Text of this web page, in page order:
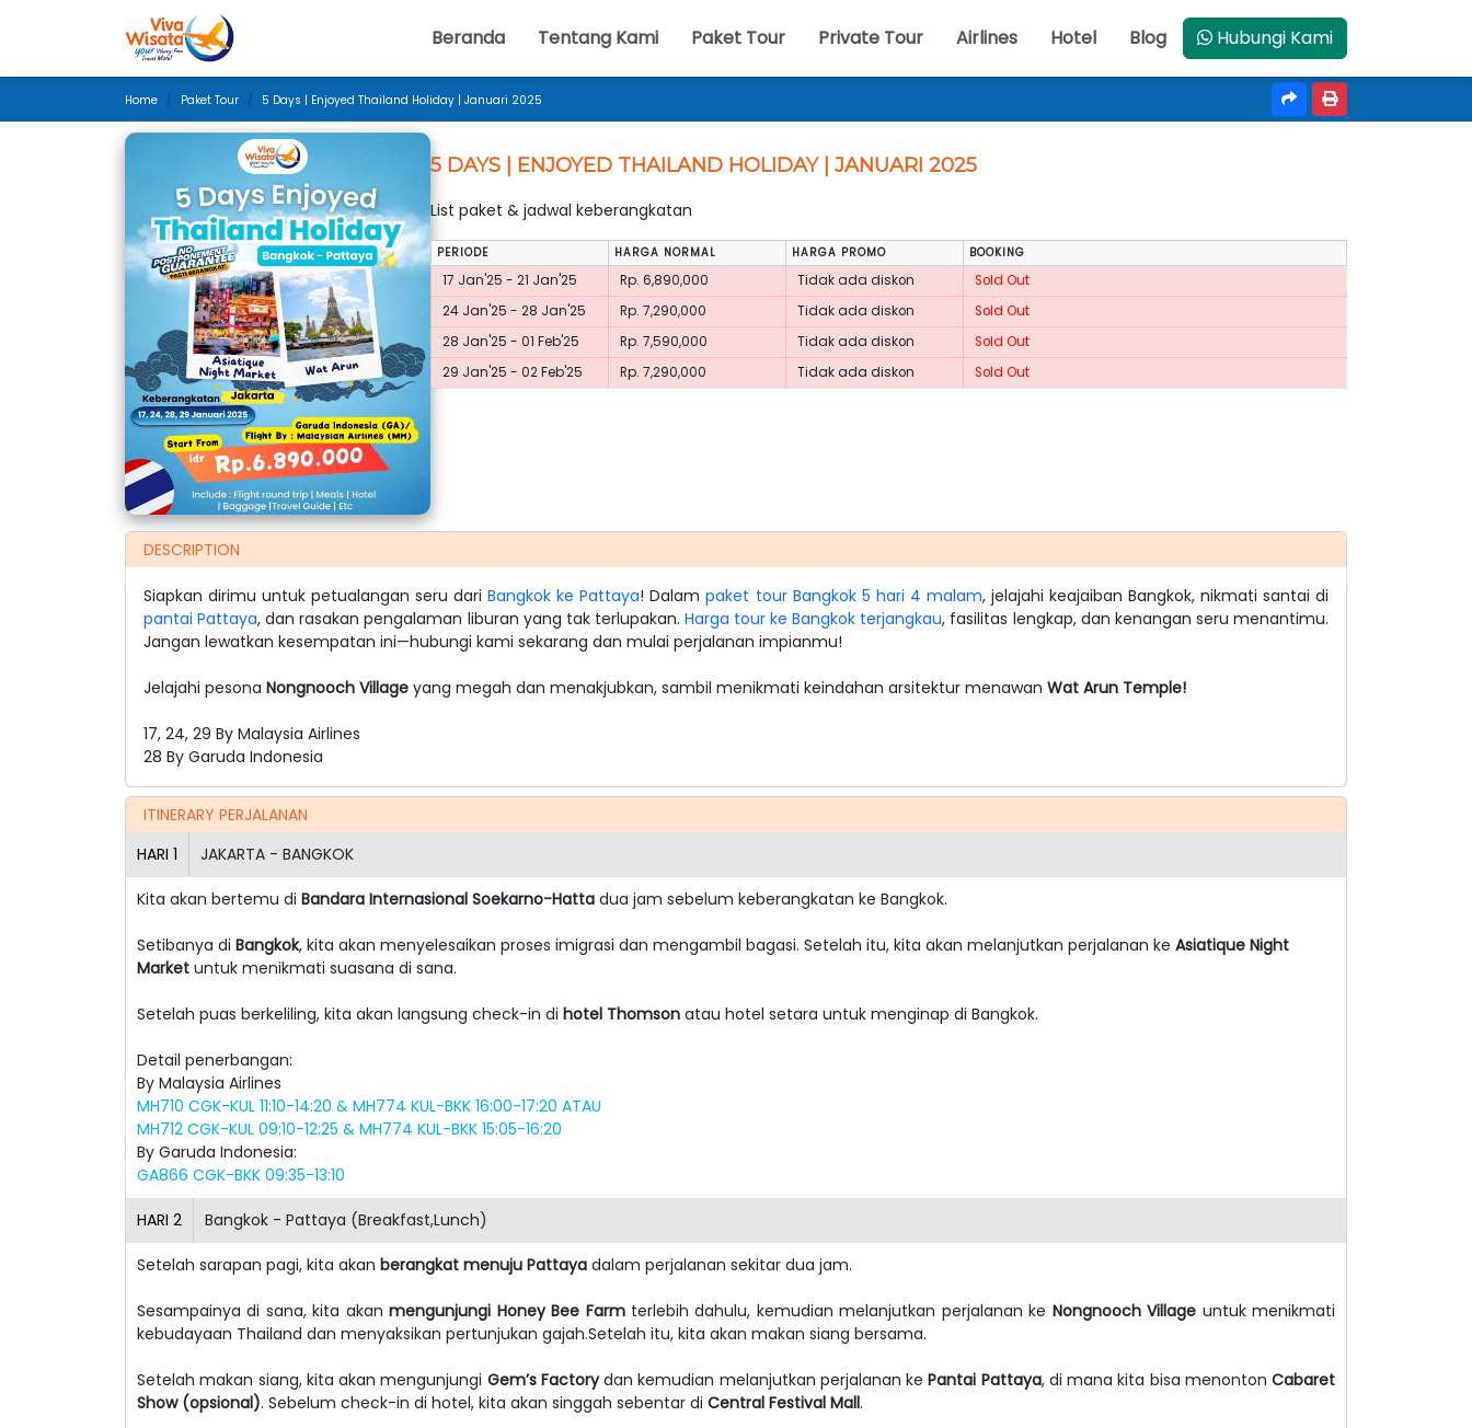
Beranda Tentang Kami Paket Tour Private Tour Airlines Hotel Blog Hubungi Kami
Home Paket Tour 5 Days | Enjoyed Thailand Holiday | Januari 2025
5 DAYS | ENJOYED THAILAND HOLIDAY | JANUARI 2025
List paket & jadwal keberangkatan
PERIODE HARGA NORMAL HARGA PROMO BOOKING
17 Jan'25 - 21 Jan'25 Rp. 6,890,000 Tidak ada diskon
Sold Out
24 Jan'25 - 28 Jan'25
Rp. 7,290,000 Tidak ada diskon
Sold Out
28 Jan'25 - 01 Feb'25
Rp. 7,590,000 Tidak ada diskon
Sold Out
29 Jan'25 - 02 Feb'25
Rp. 7,290,000 Tidak ada diskon Sold Out
DESCRIPTION
Siapkan dirimu untuk petualangan seru dariBangkok ke Pattaya! Dalampaket tour Bangkok 5 hari 4 malam, jelajahi keajaiban Bangkok, nikmati santai di
pantai Pattaya, dan rasakan pengalaman liburan yang tak terlupakan. Harga tour ke Bangkok terjangkau, fasilitas lengkap, dan kenangan seru menantimu.
Jangan lewatkan kesempatan ini—hubungi kami sekarang dan mulai perjalanan impianmu!
Jelajahi pesona Nongnooch Village yang megah dan menakjubkan, sambil menikmati keindahan arsitektur menawan Wat Arun Temple!
17, 24, 29 By Malaysia Airlines
28 By Garuda Indonesia
ITINERARY PERJALANAN
HARI 1 JAKARTA - BANGKOK
Kita akan bertemu di Bandara Internasional Soekarno-Hatta dua jam sebelum keberangkatan ke Bangkok.
Setibanya di Bangkok, kita akan menyelesaikan proses imigrasi dan mengambil bagasi. Setelah itu, kita akan melanjutkan perjalanan ke Asiatique Night
Market untuk menikmati suasana di sana.
Setelah puas berkeliling, kita akan langsung check-in di hotel Thomson atau hotel setara untuk menginap di Bangkok.
Detail penerbangan:
By Malaysia Airlines
MH710 CGK-KUL 11:10-14:20 & MH774 KUL-BKK 16:00-17:20 ATAU
MH712 CGK-KUL 09:10-12:25 & MH774 KUL-BKK 15:05-16:20
By Garuda Indonesia:
GA866 CGK-BKK 09:35-13:10
HARI 2 Bangkok - Pattaya (Breakfast,Lunch)
Setelah sarapan pagi, kita akan berangkat menuju Pattaya dalam perjalanan sekitar dua jam.
Sesampainya di sana, kita akanmengunjungi Honey Bee Farm terlebih dahulu, kemudian melanjutkan perjalanan ke Nongnooch Village untuk menikmati
kebudayaan Thailand dan menyaksikan pertunjukan gajah.Setelah itu, kita akan makan siang bersama.
Setelah makan siang, kita akan mengunjungi Gem’s Factorydan kemudian melanjutkan perjalanan kePantai Pattaya, di mana kita bisa menonton Cabaret
Show (opsional). Sebelum check-in di hotel, kita akan singgah sebentar di Central Festival Mall.